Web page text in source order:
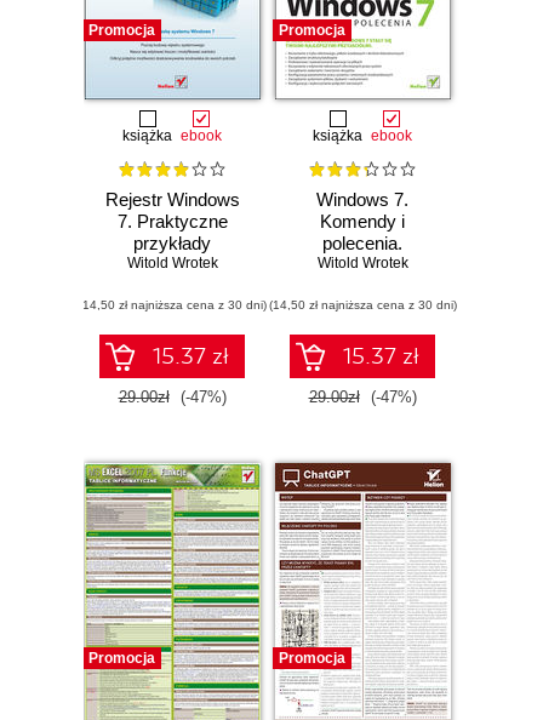
Promocja
książka ebook
Rejestr Windows
7. Praktyczne
przykłady
Witold Wrotek
(14,50 zł najniższa cena z 30 dni)
15.37 zł
29.00zł (-47%)
Promocja
książka ebook
Windows 7.
Komendy i
polecenia.
Leksykon
Witold Wrotek
(14,50 zł najniższa cena z 30 dni)
15.37 zł
29.00zł (-47%)
Promocja Promocja